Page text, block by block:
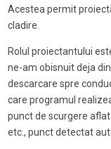
Acestea permit
cladire.
Rolul proiectantului
ne-am obisnuit deja
descarcare spre
care programul
punct de scurgere
etc., punct detectat